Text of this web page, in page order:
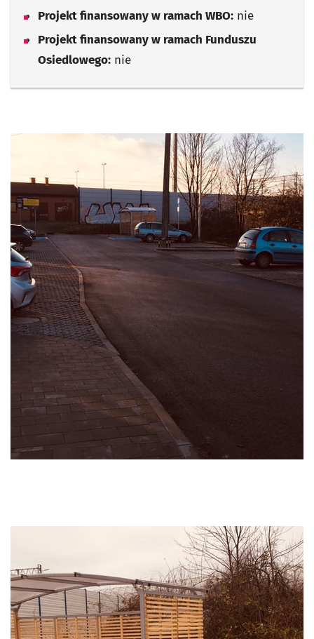
Projekt finansowany w ramach WBO: nie
Projekt finansowany w ramach Funduszu
Osiedlowego: nie